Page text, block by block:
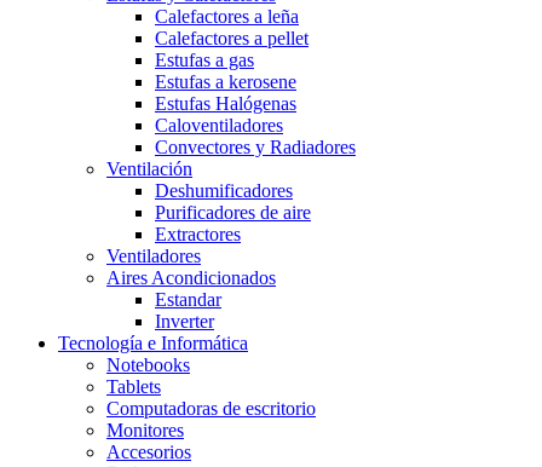
Calefactores a leña
Calefactores a pellet
Estufas a gas
Estufas a kerosene
Estufas Halógenas
Caloventiladores
Convectores y Radiadores
Ventilación
Deshumificadores
Purificadores de aire
Extractores
Ventiladores
Aires Acondicionados
Estandar
Inverter
Tecnología e Informática
Notebooks
Tablets
Computadoras de escritorio
Monitores
Accesorios